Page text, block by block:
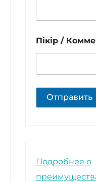
Пікір /
Отправить
Подробнее о